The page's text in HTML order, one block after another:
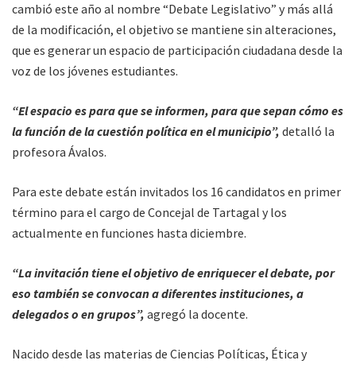
cambió este año al nombre “Debate Legislativo” y más allá
de la modificación, el objetivo se mantiene sin alteraciones,
que es generar un espacio de participación ciudadana desde la
voz de los jóvenes estudiantes.
“El espacio es para que se informen, para que sepan cómo es
la función de la cuestión política en el municipio”, detalló la
profesora Ávalos.
Para este debate están invitados los 16 candidatos en primer
término para el cargo de Concejal de Tartagal y los
actualmente en funciones hasta diciembre.
“La invitación tiene el objetivo de enriquecer el debate, por
eso también se convocan a diferentes instituciones, a
delegados o en grupos”, agregó la docente.
Nacido desde las materias de Ciencias Políticas, Ética y